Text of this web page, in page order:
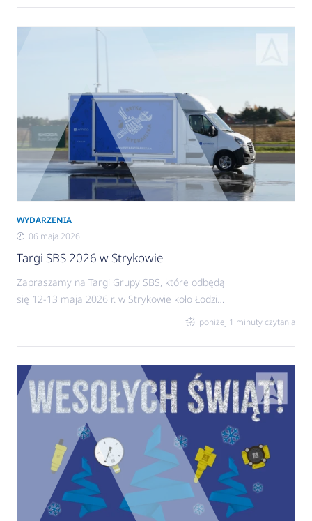
WYDARZENIA
06 maja 2026
Targi SBS 2026 w Strykowie
Zapraszamy na Targi Grupy SBS, które odbędą
się 12-13 maja 2026 r. w Strykowie koło Łodzi
poniżej 1 minuty czytania